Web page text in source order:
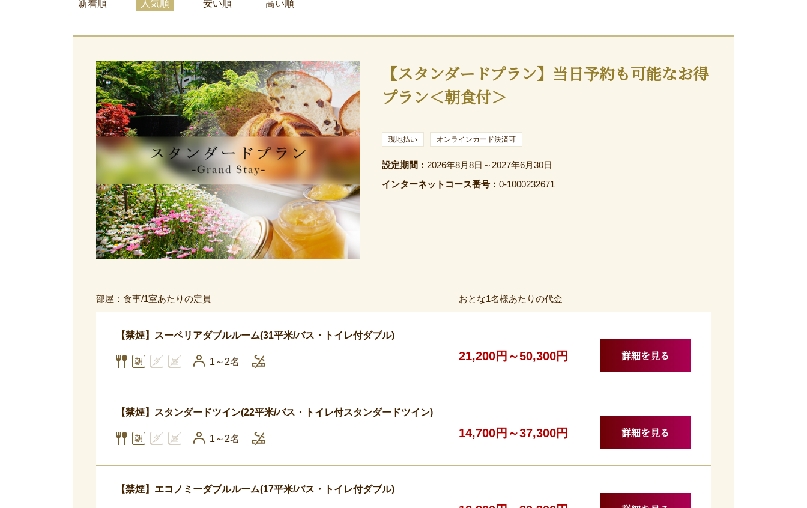
新着順 人気順 安い順 高い順
【スタンダードプラン】当日予約も可能なお得
プラン＜朝食付＞
現地払い オンラインカード決済可
設定期間： 2026年8月8日～2027年6月30日
インターネットコース番号：0-1000232671
部屋：食事/1室あたりの定員 おとな1名様あたりの代金
【禁煙】スーペリアダブルルーム(31平米/バス・トイレ付ダブル)
1～2名 21,200円～50,300円 詳細を見る
【禁煙】スタンダードツイン(22平米/バス・トイレ付スタンダードツイン)
1～2名 14,700円～37,300円 詳細を見る
【禁煙】エコノミーダブルルーム(17平米/バス・トイレ付ダブル)